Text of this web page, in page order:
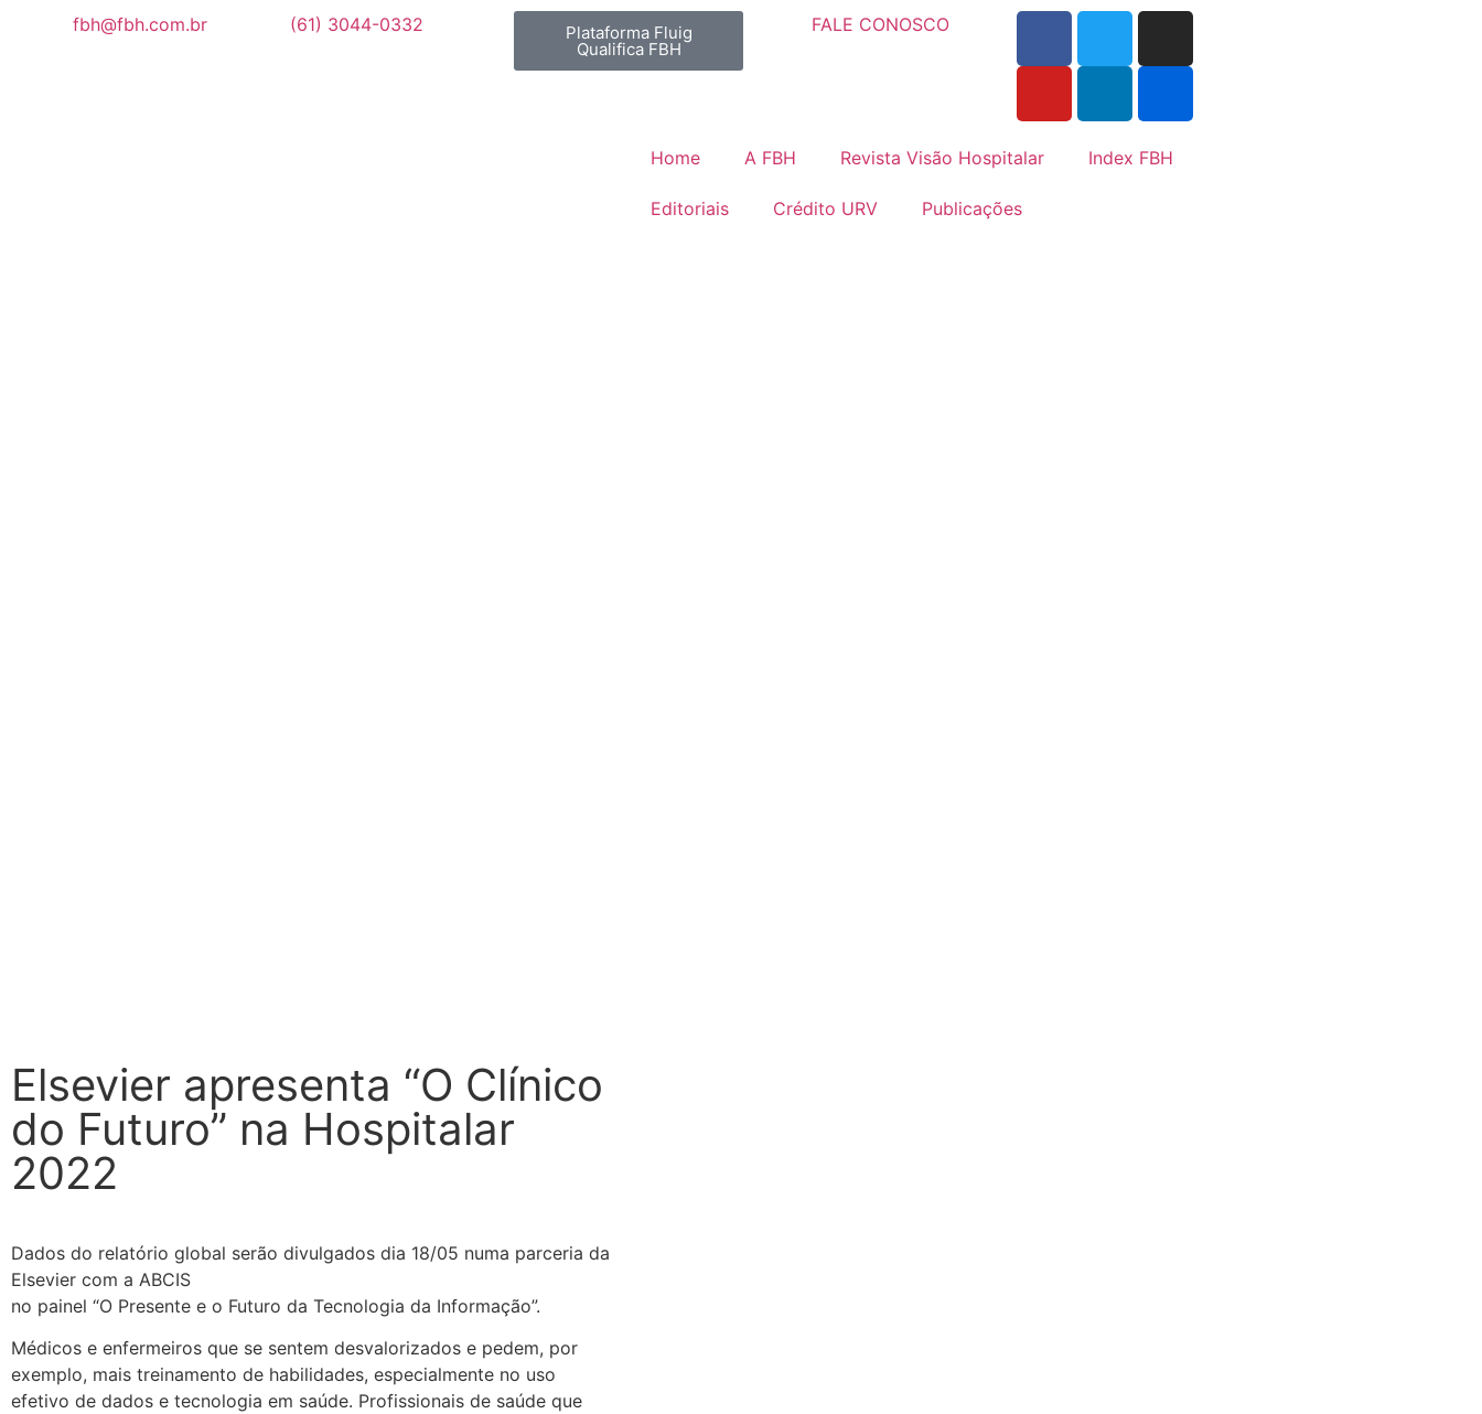
fbh@fbh.com.br (61) 3044-0332 Plataforma Fluig
Qualifica FBH
FALE CONOSCO
Home A FBH Revista Visão Hospitalar Index FBH
Editoriais Crédito URV Publicações
Elsevier apresenta “O Clínico
do Futuro” na Hospitalar
2022
Dados do relatório global serão divulgados dia 18/05 numa parceria da
Elsevier com a ABCIS
no painel “O Presente e o Futuro da Tecnologia da Informação”.
Médicos e enfermeiros que se sentem desvalorizados e pedem, por
exemplo, mais treinamento de habilidades, especialmente no uso
efetivo de dados e tecnologia em saúde. Profissionais de saúde que